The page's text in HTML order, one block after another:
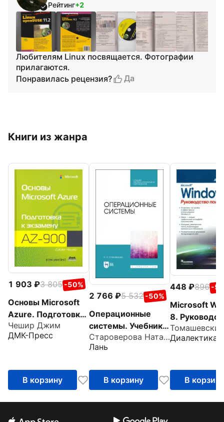
Рейтинг+2
Любителям Linux посвящается. Фотографии
прилагаются.
Понравилась рецензия?
Да
Книги из жанра
1 903 3 805 -50%
Основы Microsoft
Azure. Подготовка
к экзамену AZ-900
Чешир Джим
ДМК-Пресс
В корзину
2 766 5 532 -50%
Операционные
системы. Учебник
для СПО
Староверова Наталья Александрона
Лань
В корзину
448 896 -
Microsoft
8.
Диалектика
В корзину